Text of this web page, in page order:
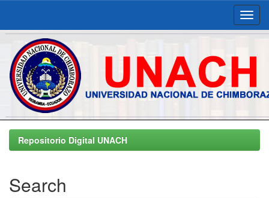
Skip
navigationRepositorio Digital UNACH
Search